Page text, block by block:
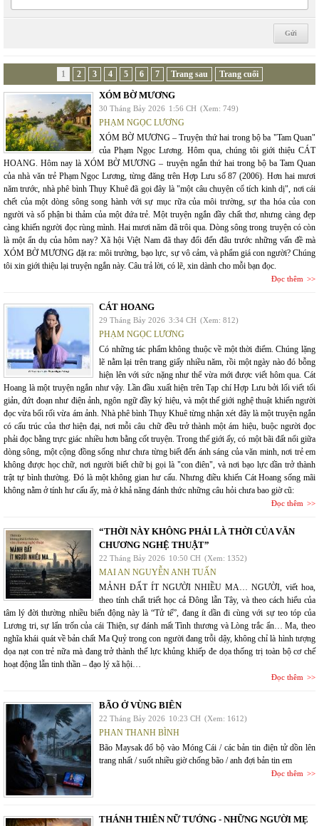
1 2 3 4 5 6 7 Trang sau Trang cuối
XÓM BỜ MƯƠNG
30 Tháng Bảy 2026 1:56 CH (Xem: 749)
PHẠM NGỌC LƯƠNG
XÓM BỜ MƯƠNG – Truyện thứ hai trong bộ ba "Tam Quan"
của Phạm Ngọc Lương. Hôm qua, chúng tôi giới thiệu CÁT
HOANG. Hôm nay là XÓM BỜ MƯƠNG – truyện ngắn thứ hai trong bộ ba Tam Quan
của nhà văn trẻ Phạm Ngọc Lương, từng đăng trên Hợp Lưu số 87 (2006). Hơn hai mươi
năm trước, nhà phê bình Thụy Khuê đã gọi đây là "một câu chuyện cổ tích kinh dị", nơi cái
chết của một dòng sông song hành với sự mục rữa của môi trường, sự tha hóa của con
người và số phận bi thảm của một đứa trẻ. Một truyện ngắn đầy chất thơ, nhưng càng đẹp
càng khiến người đọc rùng mình. Hai mươi năm đã trôi qua. Dòng sông trong truyện có còn
là một ẩn dụ của hôm nay? Xã hội Việt Nam đã thay đổi đến đâu trước những vấn đề mà
XÓM BỜ MƯƠNG đặt ra: môi trường, bạo lực, sự vô cảm, và phẩm giá con người? Chúng
tôi xin giới thiệu lại truyện ngắn này. Câu trả lời, có lẽ, xin dành cho mỗi bạn đọc.
Đọc thêm
CÁT HOANG
29 Tháng Bảy 2026 3:34 CH (Xem: 812)
PHẠM NGỌC LƯƠNG
Có những tác phẩm không thuộc về một thời điểm. Chúng lặng
lẽ nằm lại trên trang giấy nhiều năm, rồi một ngày nào đó bỗng
hiện lên với sức nặng như thể vừa mới được viết hôm qua. Cát
Hoang là một truyện ngắn như vậy. Lần đầu xuất hiện trên Tạp chí Hợp Lưu bởi lối viết tối
giản, đứt đoạn như điện ảnh, ngôn ngữ đầy ký hiệu, và một thế giới nghệ thuật khiến người
đọc vừa bối rối vừa ám ảnh. Nhà phê bình Thụy Khuê từng nhận xét đây là một truyện ngắn
có cấu trúc của thơ hiện đại, nơi mỗi câu chữ đều trở thành một ám hiệu, buộc người đọc
phải đọc bằng trực giác nhiều hơn bằng cốt truyện. Trong thế giới ấy, có một bãi đất nổi giữa
dòng sông, một cộng đồng sống như chưa từng biết đến ánh sáng của văn minh, nơi trẻ em
không được học chữ, nơi người biết chữ bị gọi là "con điên", và nơi bạo lực dần trở thành
trật tự bình thường. Đó là một không gian hư cấu. Nhưng điều khiến Cát Hoang sống mãi
không nằm ở tính hư cấu ấy, mà ở khả năng đánh thức những câu hỏi chưa bao giờ cũ:
Đọc thêm
“THỜI NÀY KHÔNG PHẢI LÀ THỜI CỦA VĂN
CHƯƠNG NGHỆ THUẬT”
22 Tháng Bảy 2026 10:50 CH (Xem: 1352)
MAI AN NGUYỄN ANH TUẤN
MẢNH ĐẤT ÍT NGƯỜI NHIỀU MA… NGƯỜI, viết hoa,
theo tính chất triết học cả Đông lẫn Tây, và theo cách hiểu của
tâm lý đời thường nhiều biến động này là “Tử tế”, đang ít dần đi cùng với sự teo tóp của
Lương tri, sự lẩn trốn của cái Thiện, sự đánh mất Tình thương và Lòng trắc ẩn… Ma, theo
nghĩa khái quát về bản chất Ma Quỷ trong con người đang trỗi dậy, không chỉ là hình tượng
dọa nạt con trẻ nữa mà đang trở thành thế lực khủng khiếp đe dọa thống trị toàn bộ cơ chế
hoạt động lẫn tinh thần – đạo lý xã hội…
Đọc thêm
BÃO Ở VÙNG BIÊN
22 Tháng Bảy 2026 10:23 CH (Xem: 1612)
PHAN THANH BÌNH
Bão Maysak đổ bộ vào Móng Cái / các bản tin điện tử dồn lên
trang nhất / suốt nhiều giờ chống bão / anh đợi bản tin em
Đọc thêm
THÁNH THIÊN NỮ TƯỚNG - NHỮNG NGƯỜI MẸ